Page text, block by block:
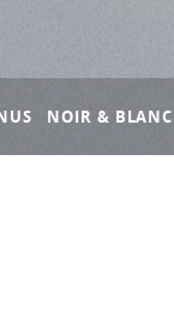
NOIR & BLANC